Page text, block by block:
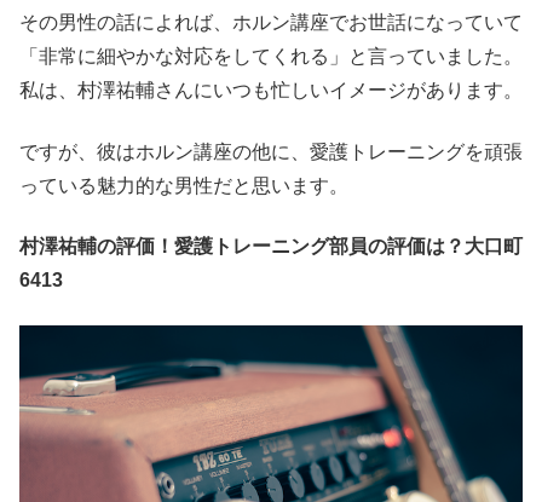
その男性の話によれば、ホルン講座でお世話になっていて
「非常に細やかな対応をしてくれる」と言っていました。
私は、村澤祐輔さんにいつも忙しいイメージがあります。
ですが、彼はホルン講座の他に、愛護トレーニングを頑張
っている魅力的な男性だと思います。
村澤祐輔の評価！愛護トレーニング部員の評価は？大口町
6413